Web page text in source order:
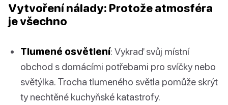
Vytvoření nálady: Protože atmosféra
je všechno
Tlumené osvětlení: Vykraď svůj místní
obchod s domácími potřebami pro svíčky nebo
světýlka. Trocha tlumeného světla pomůže skrýt
ty nechtěné kuchyňské katastrofy.